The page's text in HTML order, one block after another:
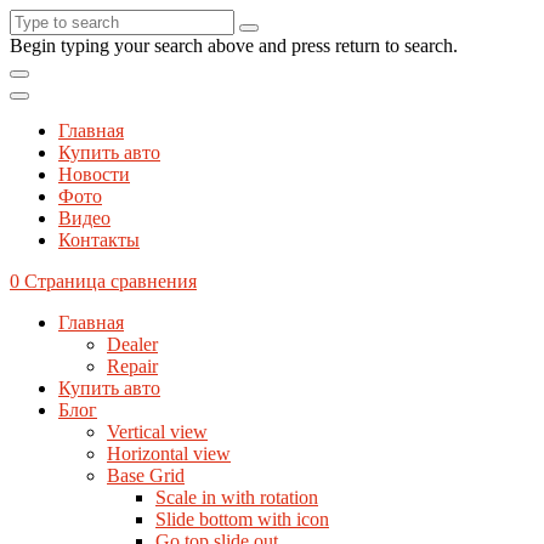
Begin typing your search above and press return to search.
Главная
Купить авто
Новости
Фото
Видео
Контакты
0 Страница сравнения
Главная
Dealer
Repair
Купить авто
Блог
Vertical view
Horizontal view
Base Grid
Scale in with rotation
Slide bottom with icon